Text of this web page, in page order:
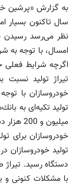
به گزارش «پرشین
سال تاكنون بسیار
امسال، با توجه به
اگرچه شرایط فعلی
تیراژ تولید
خودروسازان با
تولید تكیه‌ای به
خودروسازان برای
با مشكلات کنونی و